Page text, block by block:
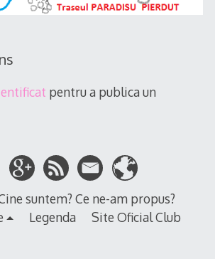
pentru a publica un
suntem? Ce ne-am propus?
Legenda Site Oficial Club